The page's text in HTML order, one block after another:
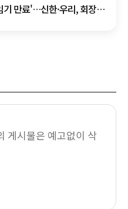
기 만료'…신한·우리, 회장